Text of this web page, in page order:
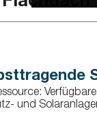
Karriere
und